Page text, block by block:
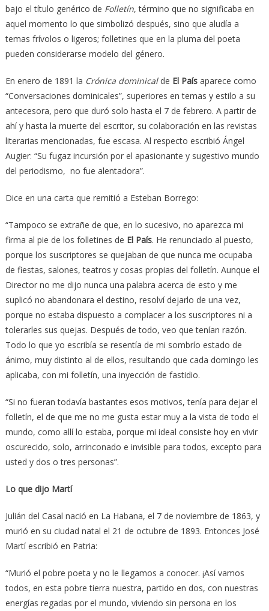
bajo el título genérico de Folletín, término que no significaba en
aquel momento lo que simbolizó después, sino que aludía a
temas frívolos o ligeros; folletines que en la pluma del poeta
pueden considerarse modelo del género.
En enero de 1891 la Crónica dominicalde El Paísaparece como
“Conversaciones dominicales”, superiores en temas y estilo a su
antecesora, pero que duró solo hasta el 7 de febrero. A partir de
ahí y hasta la muerte del escritor, su colaboración en las revistas
literarias mencionadas, fue escasa. Al respecto escribió Ángel
Augier: “Su fugaz incursión por el apasionante y sugestivo mundo
del periodismo, no fue alentadora”.
Dice en una carta que remitió a Esteban Borrego:
“Tampoco se extrañe de que, en lo sucesivo, no aparezca mi
firma al pie de los folletines de El País. He renunciado al puesto,
porque los suscriptores se quejaban de que nunca me ocupaba
de fiestas, salones, teatros y cosas propias del folletín. Aunque el
Director no me dijo nunca una palabra acerca de esto y me
suplicó no abandonara el destino, resolví dejarlo de una vez,
porque no estaba dispuesto a complacer a los suscriptores ni a
tolerarles sus quejas. Después de todo, veo que tenían razón.
Todo lo que yo escribía se resentía de mi sombrío estado de
ánimo, muy distinto al de ellos, resultando que cada domingo les
aplicaba, con mi folletín, una inyección de fastidio.
“Si no fueran todavía bastantes esos motivos, tenía para dejar el
folletín, el de que me no me gusta estar muy a la vista de todo el
mundo, como allí lo estaba, porque mi ideal consiste hoy en vivir
oscurecido, solo, arrinconado e invisible para todos, excepto para
usted y dos o tres personas”.
Lo que dijo Martí
Julián del Casal nació en La Habana, el 7 de noviembre de 1863, y
murió en su ciudad natal el 21 de octubre de 1893. Entonces José
Martí escribió en Patria:
“Murió el pobre poeta y no le llegamos a conocer. ¡Así vamos
todos, en esta pobre tierra nuestra, partido en dos, con nuestras
energías regadas por el mundo, viviendo sin persona en los